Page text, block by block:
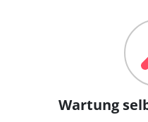
Wartung